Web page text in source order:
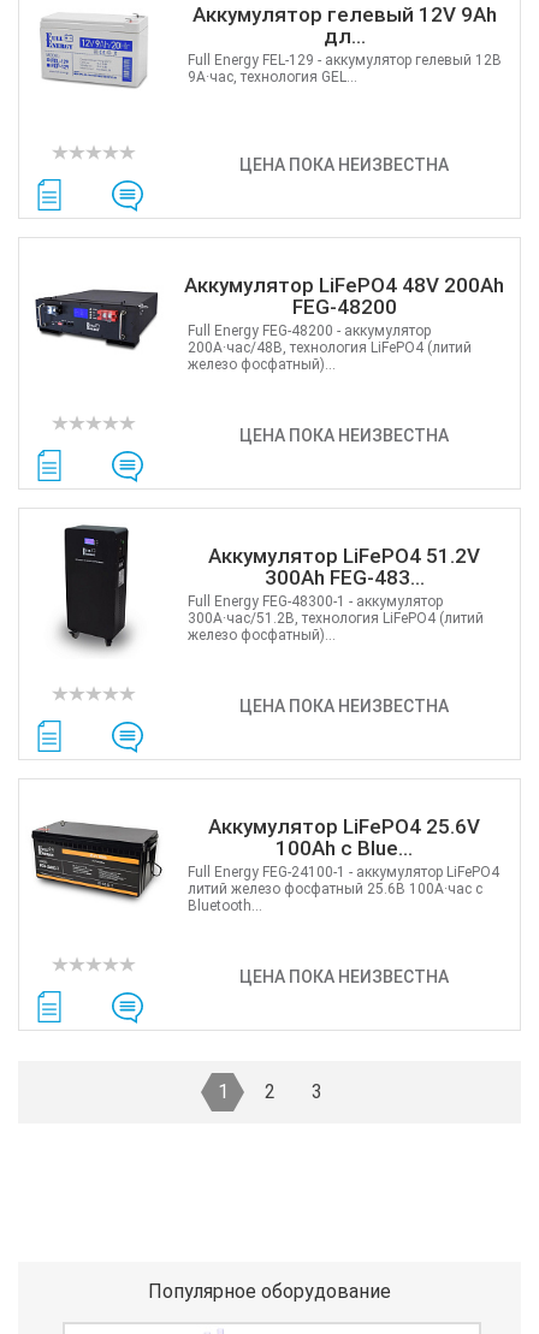
Аккумулятор гелевый 12V 9Ah
дл...
ЦЕНА ПОКА НЕИЗВЕСТНА
Full Energy FEL-129 - аккумулятор гелевый 12В
9А·час, технология GEL...
Аккумулятор LiFePO4 48V 200Ah
FEG-48200
ЦЕНА ПОКА НЕИЗВЕСТНА
Full Energy FEG-48200 - аккумулятор
200А·час/48В, технология LiFePO4 (литий
железо фосфатный)...
Аккумулятор LiFePO4 51.2V
300Ah FEG-483...
ЦЕНА ПОКА НЕИЗВЕСТНА
Full Energy FEG-48300-1 - аккумулятор
300А·час/51.2В, технология LiFePO4 (литий
железо фосфатный)...
Аккумулятор LiFePO4 25.6V
100Ah с Blue...
ЦЕНА ПОКА НЕИЗВЕСТНА
Full Energy FEG-24100-1 - аккумулятор LiFePO4
литий железо фосфатный 25.6В 100А·час с
Bluetooth...
1 2 3
Популярное оборудование